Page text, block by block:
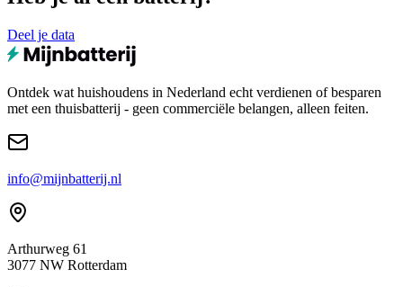
Deel je data
Ontdek wat huishoudens in Nederland echt verdienen of besparen
met een thuisbatterij - geen commerciële belangen, alleen feiten.
info@mijnbatterij.nl
Arthurweg 61
3077 NW Rotterdam